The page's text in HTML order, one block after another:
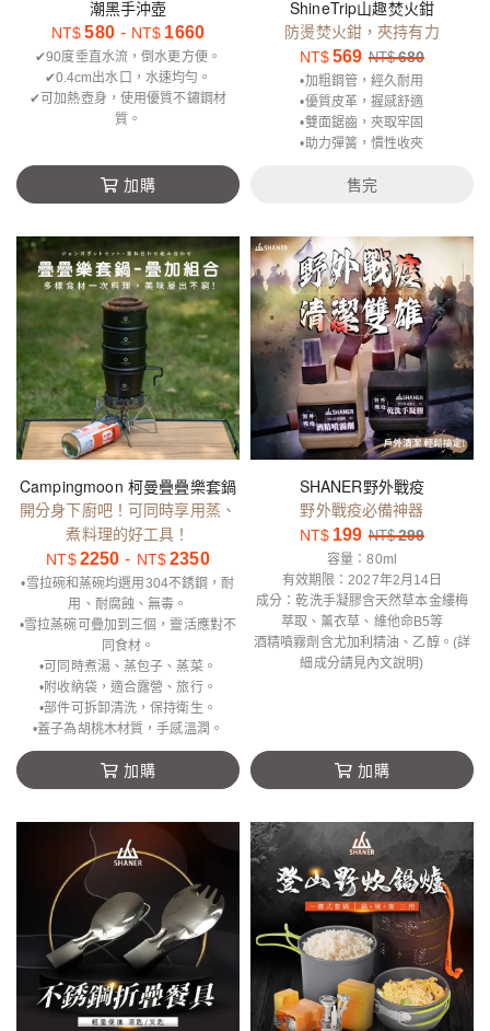
潮黑手沖壺
NT$ 580 - NT$ 1660
✔90度垂直水流，倒水更方便。
✔0.4cm出水口，水速均勻。
✔可加熱壺身，使用優質不鏽鋼材
質。
加購
ShineTrip山趣焚火鉗
防燙焚火鉗，夾持有力
NT$569 NT$ 680
•加粗鋼管，經久耐用
•優質皮革，握感舒適
•雙面鋸齒，夾取牢固
•助力彈簧，慣性收夾
售完
Campingmoon 柯曼疊疊樂套鍋
開分身下廚吧！可同時享用蒸、
煮料理的好工具！
NT$ 2250 - NT$2350
•雪拉碗和蒸碗均選用304不銹鋼，耐
用、耐腐蝕、無毒。
•雪拉蒸碗可疊加到三個，靈活應對不
同食材。
•可同時煮湯、蒸包子、蒸菜。
•附收納袋，適合露營、旅行。
•部件可拆卸清洗，保持衛生。
•蓋子為胡桃木材質，手感溫潤。
加購
SHANER野外戰疫
野外戰疫必備神器
NT$ 199 NT$ 299
容量：80ml
有效期限：2027年2月14日
成分：乾洗手凝膠含天然草本金縷梅
萃取、薰衣草、維他命B5等
酒精噴霧劑含尤加利精油、乙醇。(詳
細成分請見內文說明)
加購